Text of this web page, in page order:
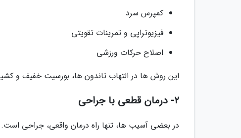
کمپرس سرد
فیزیوتراپی و تمرینات تقویتی
اصلاح حرکات ورزشی
این روش ها در التهاب تاندون ها، بورسیت خفیف و
2- درمان قطعی با جراحی
در بعضی آسیب ها، تنها راه درمان واقعی، جراحی است.